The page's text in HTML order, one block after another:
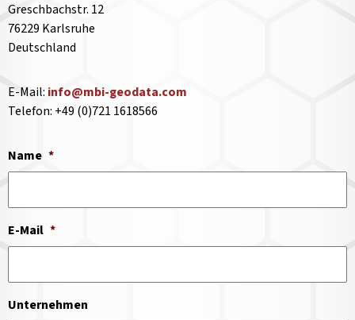
Greschbachstr. 12
76229 Karlsruhe
Deutschland
E-Mail: info@mbi-geodata.com
Telefon: +49 (0)721 1618566
Name *
E-Mail *
Unternehmen